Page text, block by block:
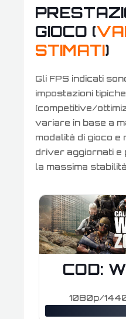
GIOCO (
STIMATI)
Gli FPS indicati
impostazioni tipiche
(competitive/
variare in base a
modalità di gioco e
driver aggiornati e
la massima
COD:
1080p/